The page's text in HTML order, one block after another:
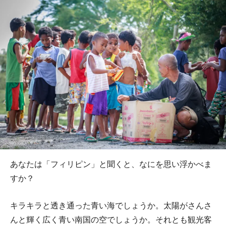
あなたは「フィリピン」と聞くと、なにを思い浮かべま
すか？
キラキラと透き通った青い海でしょうか。太陽がさんさ
んと輝く広く青い南国の空でしょうか。それとも観光客